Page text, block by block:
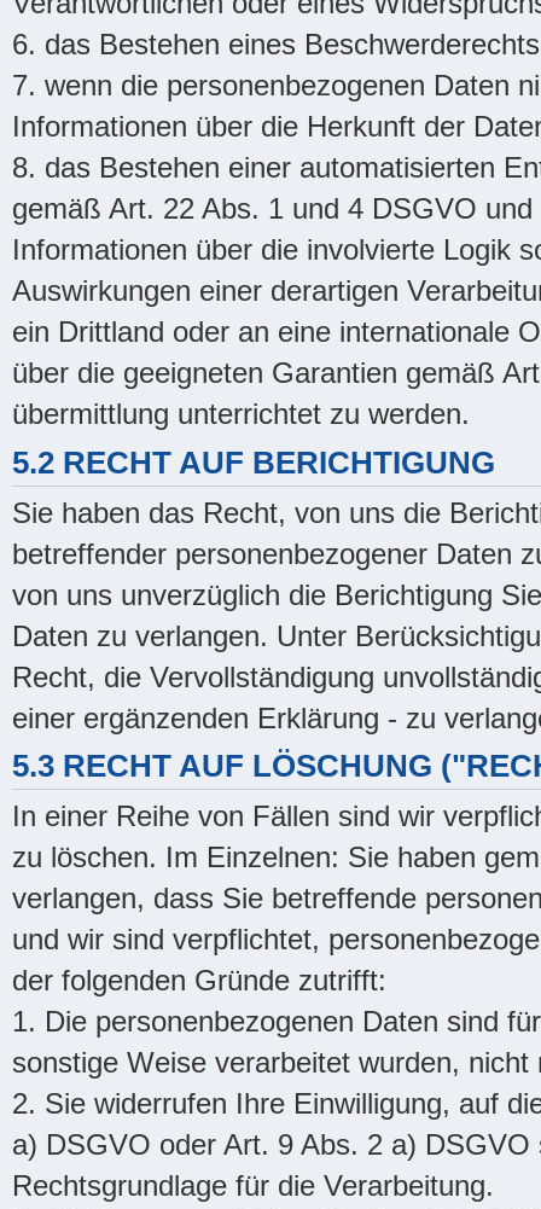
6. das Bestehen eines
7. wenn die personenbezogenen Daten
Informationen über die Herkunft der
8. das Bestehen einer automatisierten
gemäß Art. 22 Abs. 1 und 4 DSGVO
Informationen über die involvierte Logik
Auswirkungen einer derartigen
ein Drittland oder an eine internationale
über die geeigneten Garantien gemäß
übermittlung unterrichtet zu werden.
5.2 RECHT AUF BERICHTIGUNG
Sie haben das Recht, von uns die
betreffender personenbezogener Daten
von uns unverzüglich die Berichtigung
Daten zu verlangen. Unter
Recht, die Vervollständigung
einer ergänzenden Erklärung - zu
5.3 RECHT AUF LÖSCHUNG
In einer Reihe von Fällen sind wir
zu löschen. Im Einzelnen: Sie haben
verlangen, dass Sie betreffende
und wir sind verpflichtet,
der folgenden Gründe zutrifft:
1. Die personenbezogenen Daten sind
sonstige Weise verarbeitet wurden, nicht
2. Sie widerrufen Ihre Einwilligung, auf
a) DSGVO oder Art. 9 Abs. 2 a)
Rechtsgrundlage für die Verarbeitung.